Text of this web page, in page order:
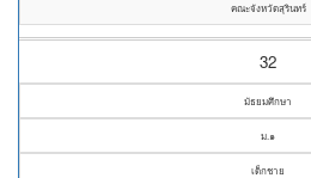
คณะจังหวัดสุรินทร์
32
มัธยมศึกษา
ม.๑
เด็กชาย